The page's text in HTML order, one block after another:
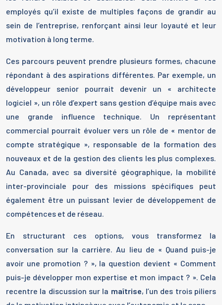
employés qu’il existe de multiples façons de grandir au
sein de l’entreprise, renforçant ainsi leur loyauté et leur
motivation à long terme.
Ces parcours peuvent prendre plusieurs formes, chacune
répondant à des aspirations différentes. Par exemple, un
développeur senior pourrait devenir un « architecte
logiciel », un rôle d’expert sans gestion d’équipe mais avec
une grande influence technique. Un représentant
commercial pourrait évoluer vers un rôle de « mentor de
compte stratégique », responsable de la formation des
nouveaux et de la gestion des clients les plus complexes.
Au Canada, avec sa diversité géographique, la mobilité
inter-provinciale pour des missions spécifiques peut
également être un puissant levier de développement de
compétences et de réseau.
En structurant ces options, vous transformez la
conversation sur la carrière. Au lieu de « Quand puis-je
avoir une promotion ? », la question devient « Comment
puis-je développer mon expertise et mon impact ? ». Cela
recentre la discussion sur la maîtrise, l’un des trois piliers